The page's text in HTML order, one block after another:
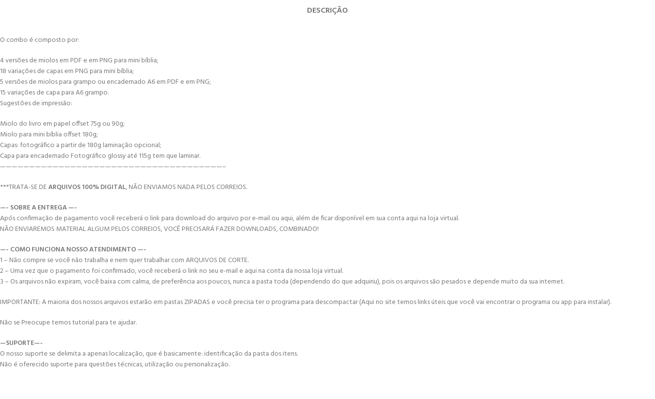
DESCRIÇÃO
O combo é composto por:
4 versões de miolos em PDF e em PNG para mini bíblia;
18 variações de capas em PNG para mini bíblia;
5 versões de miolos para grampo ou encadernado A6 em PDF e em PNG;
15 variações de capa para A6 grampo.
Sugestões de impressão:
Miolo do livro em papel offset 75g ou 90g;
Miolo para mini bíblia offset 180g;
Capas: fotográfico a partir de 180g laminação opcional;
Capa para encadernado Fotográfico glossy até 115g tem que laminar.
——————————————————————————————————————–
***TRATA-SE DEARQUIVOS 100% DIGITAL, NÃO ENVIAMOS NADA PELOS CORREIOS.
—- SOBRE A ENTREGA —-
Após confirmação de pagamento você receberá o link para download do arquivo por e-mail ou aqui, além de ficar disponível em sua conta aqui na loja virtual.
NÃO ENVIAREMOS MATERIAL ALGUM PELOS CORREIOS, VOCÊ PRECISARÁ FAZER DOWNLOADS, COMBINADO!
—- COMO FUNCIONA NOSSO ATENDIMENTO —-
1 – Não compre se você não trabalha e nem quer trabalhar com ARQUIVOS DE CORTE.
2 – Uma vez que o pagamento foi confirmado, você receberá o link no seu e-mail e aqui na conta da nossa loja virtual.
3 – Os arquivos não expiram, você baixa com calma, de preferência aos poucos, nunca a pasta toda (dependendo do que adquiriu), pois os arquivos são pesados e depende muito da sua internet.
IMPORTANTE: A maioria dos nossos arquivos estarão em pastas ZIPADAS e você precisa ter o programa para descompactar (Aqui no site temos links úteis que você vai encontrar o programa ou app para instalar).
Não se Preocupe temos tutorial para te ajudar.
—SUPORTE—-
O nosso suporte se delimita a apenas localização, que é basicamente: identificação da pasta dos itens.
Não é oferecido suporte para questões técnicas, utilização ou personalização.